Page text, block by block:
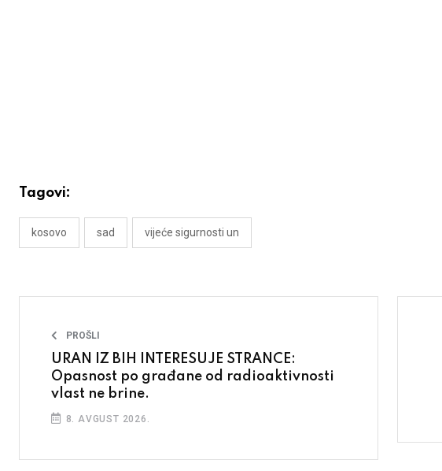
Tagovi:
kosovo sad vijeće sigurnosti un
PROŠLI
URAN IZ BIH INTERESUJE STRANCE:
Opasnost po građane od radioaktivnosti
vlast ne brine.
8. AVGUST 2026.